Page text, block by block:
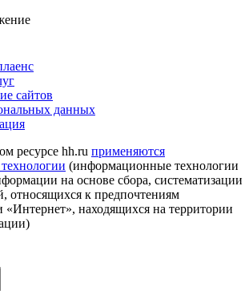
сайтов
данных
ресурсе hh.ru применяются
(информационные технологии
на основе сбора, систематизации
относящихся к предпочтениям
«Интернет», находящихся на территории